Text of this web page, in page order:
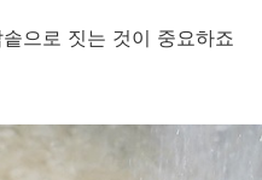
으로 짓는 것이 중요하죠